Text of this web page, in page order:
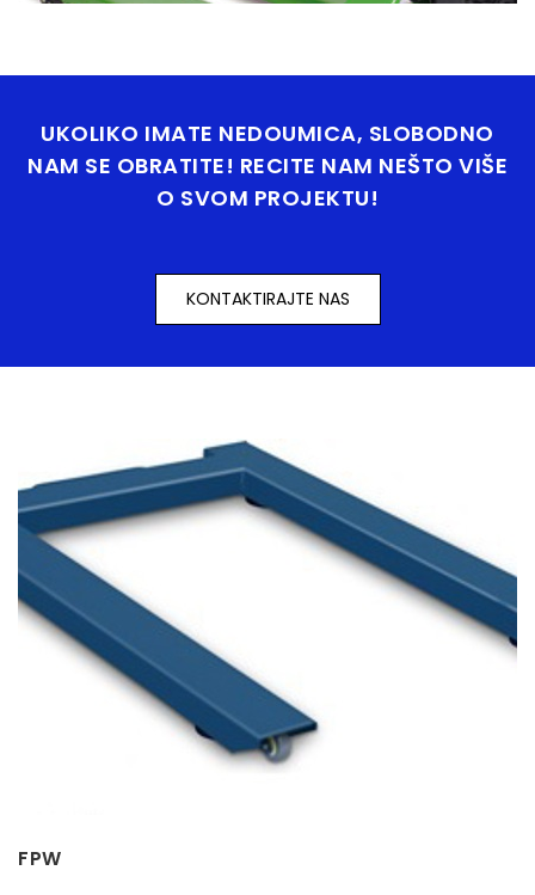
UKOLIKO IMATE NEDOUMICA, SLOBODNO
NAM SE OBRATITE! RECITE NAM NEŠTO VIŠE
O SVOM PROJEKTU!
KONTAKTIRAJTE NAS
FPW